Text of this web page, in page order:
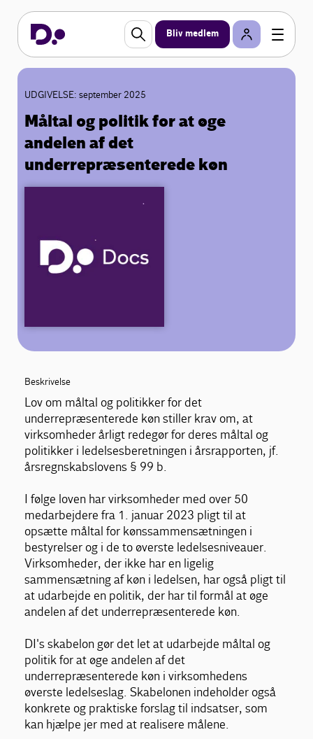
Bliv medlem
UDGIVELSE: september 2025
Måltal og politik for at øge
andelen af det
underrepræsenterede køn
Beskrivelse
Lov om måltal og politikker for det
underrepræsenterede køn stiller krav om, at
virksomheder årligt redegør for deres måltal og
politikker i ledelsesberetningen i årsrapporten, jf.
årsregnskabslovens § 99 b.
I følge loven har virksomheder med over 50
medarbejdere fra 1. januar 2023 pligt til at
opsætte måltal for kønssammensætningen i
bestyrelser og i de to øverste ledelsesniveauer.
Virksomheder, der ikke har en ligelig
sammensætning af køn i ledelsen, har også pligt til
at udarbejde en politik, der har til formål at øge
andelen af det underrepræsenterede køn.
DI's skabelon gør det let at udarbejde måltal og
politik for at øge andelen af det
underrepræsenterede køn i virksomhedens
øverste ledelseslag. Skabelonen indeholder også
konkrete og praktiske forslag til indsatser, som
kan hjælpe jer med at realisere målene.